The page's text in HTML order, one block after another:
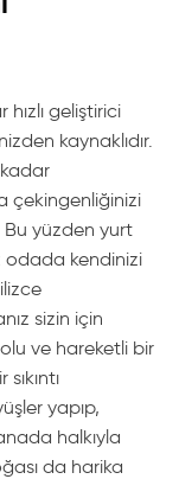
geliştirici
kaynaklıdır.
çekingenliğinizi
Bu yüzden yurt
odada kendinizi
sizin için
ve hareketli bir
yapıp,
halkıyla
da harika